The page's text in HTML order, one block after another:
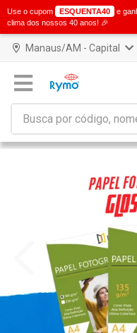
Manaus/AM - Capital
Use o cupom ESQUENTA40
e
clima dos nossos 40 anos! 🎉